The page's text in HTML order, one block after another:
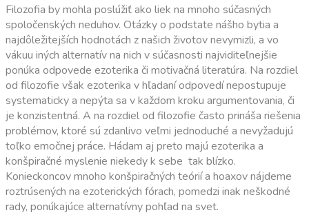
Filozofia by mohla poslúžiť ako liek na mnoho súčasných
spoločenských neduhov. Otázky o podstate nášho bytia a
najdôležitejších hodnotách z našich životov nevymizli, a vo
vákuu iných alternatív na nich v súčasnosti najviditeľnejšie
ponúka odpovede ezoterika či motivačná literatúra. Na rozdiel
od filozofie však ezoterika v hľadaní odpovedí nepostupuje
systematicky a nepýta sa v každom kroku argumentovania, či
je konzistentná. A na rozdiel od filozofie často prináša riešenia
problémov, ktoré sú zdanlivo veľmi jednoduché a nevyžadujú
toľko emočnej práce. Hádam aj preto majú ezoterika a
konšpiračné myslenie niekedy k sebe tak blízko.
Konieckoncov mnoho konšpiračných teórií a hoaxov nájdeme
roztrúsených na ezoterických fórach, pomedzi inak neškodné
rady, ponúkajúce alternatívny pohľad na svet.